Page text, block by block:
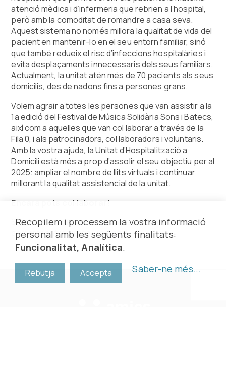
atenció mèdica i d’infermeria que rebrien a l’hospital,
però amb la comoditat de romandre a casa seva.
Aquest sistema no només millora la qualitat de vida del
pacient en mantenir-lo en el seu entorn familiar, sinó
que també redueix el risc d’infeccions hospitalàries i
evita desplaçaments innecessaris dels seus familiars.
Actualment, la unitat atén més de 70 pacients als seus
domicilis, des de nadons fins a persones grans.
Volem agrair a totes les persones que van assistir a la
1a edició del Festival de Música Solidària Sons i Batecs,
així com a aquelles que van col·laborar a través de la
Fila 0, i als patrocinadors, col·laboradors i voluntaris.
Amb la vostra ajuda, la Unitat d’Hospitalització a
Domicili està més a prop d’assolir el seu objectiu per al
2025: ampliar el nombre de llits virtuals i continuar
millorant la qualitat assistencial de la unitat.
Encara pots col·laborar!
Si vols contribuir a aquesta causa, encara pots
comprar entrades de Fila 0aquí.
Recopilem i processem la vostra informació
personal amb les següents finalitats:
Funcionalitat, Analítica.
Rebutja Accepta Saber-ne més...